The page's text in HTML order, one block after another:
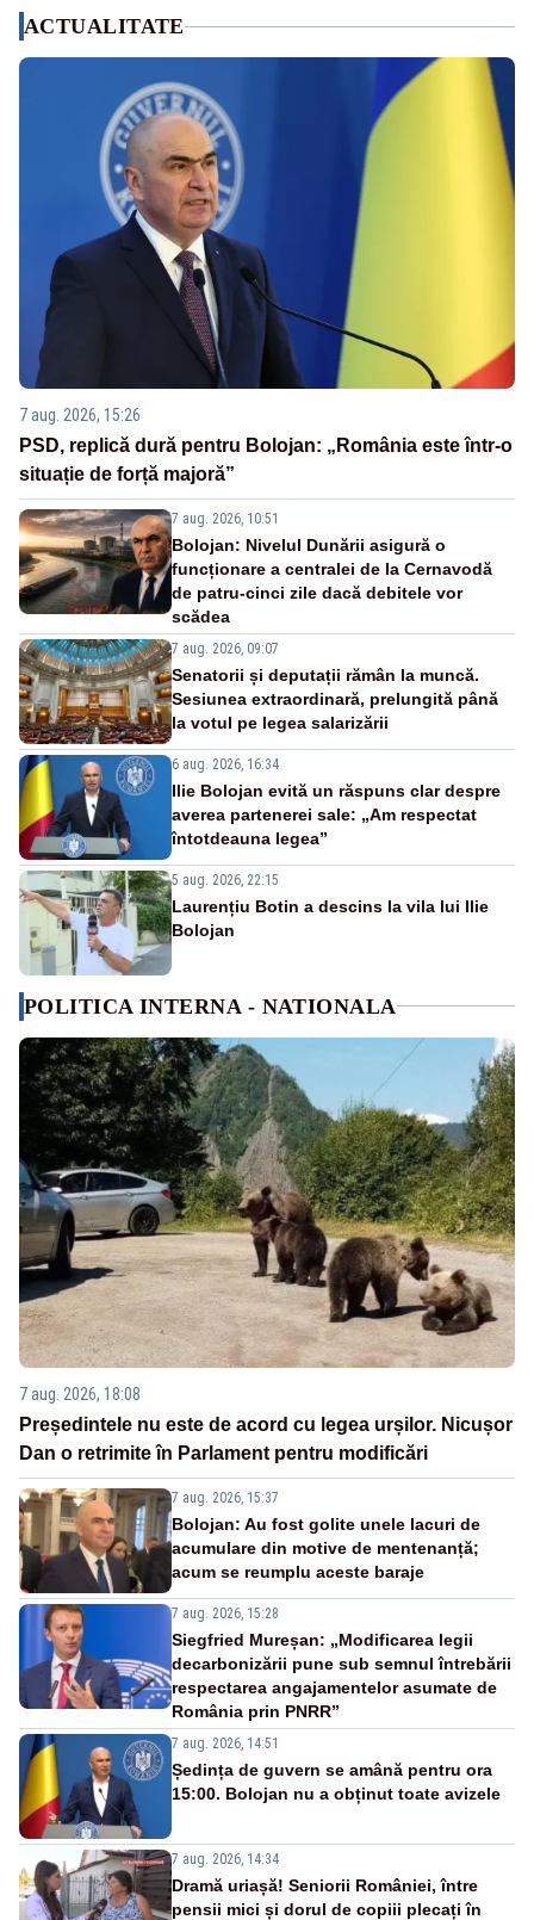
ACTUALITATE
7 aug. 2026, 15:26
PSD, replică dură pentru Bolojan: „România este într-o
situație de forță majoră”
7 aug. 2026, 10:51
Bolojan: Nivelul Dunării asigură o
funcționare a centralei de la Cernavodă
de patru-cinci zile dacă debitele vor
scădea
7 aug. 2026, 09:07
Senatorii și deputații rămân la muncă.
Sesiunea extraordinară, prelungită până
la votul pe legea salarizării
6 aug. 2026, 16:34
Ilie Bolojan evită un răspuns clar despre
averea partenerei sale: „Am respectat
întotdeauna legea”
5 aug. 2026, 22:15
Laurențiu Botin a descins la vila lui Ilie
Bolojan
POLITICA INTERNA - NATIONALA
7 aug. 2026, 18:08
Președintele nu este de acord cu legea urșilor. Nicușor
Dan o retrimite în Parlament pentru modificări
7 aug. 2026, 15:37
Bolojan: Au fost golite unele lacuri de
acumulare din motive de mentenanță;
acum se reumplu aceste baraje
7 aug. 2026, 15:28
Siegfried Mureșan: „Modificarea legii
decarbonizării pune sub semnul întrebării
respectarea angajamentelor asumate de
România prin PNRR”
7 aug. 2026, 14:51
Ședința de guvern se amână pentru ora
15:00. Bolojan nu a obținut toate avizele
7 aug. 2026, 14:34
Dramă uriașă! Seniorii României, între
pensii mici și dorul de copiii plecați în